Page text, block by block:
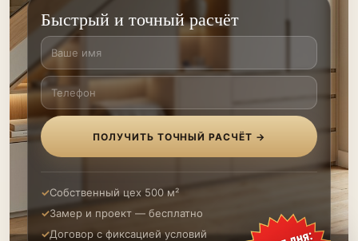
Быстрый и точный расчёт
ПОЛУЧИТЬ ТОЧНЫЙ РАСЧЁТ →
Собственный цех 500 м²
Замер и проект — бесплатно
Договор с фиксацией условий